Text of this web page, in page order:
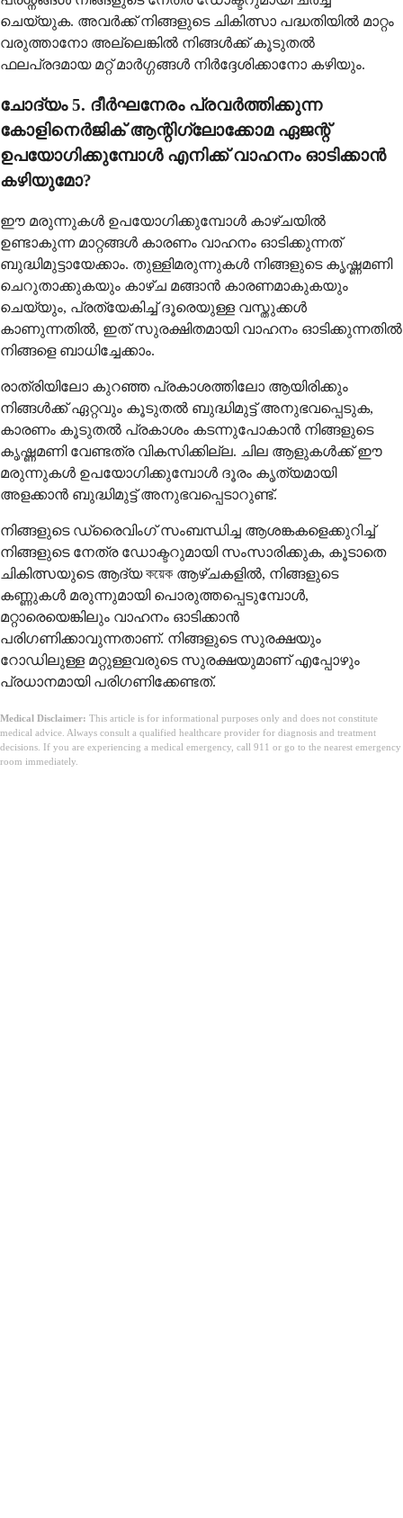
ചെയ്യുക. അവർക്ക് നിങ്ങളുടെ ചികിത്സാ പദ്ധതിയിൽ മാറ്റം
വരുത്താനോ അല്ലെങ്കിൽ നിങ്ങൾക്ക് കൂടുതൽ
ഫലപ്രദമായ മറ്റ് മാർഗ്ഗങ്ങൾ നിർദ്ദേശിക്കാനോ കഴിയും.
ചോദ്യം 5. ദീർഘനേരം പ്രവർത്തിക്കുന്ന
കോളിനെർജിക് ആന്റിഗ്ലോക്കോമ ഏജന്റ്
ഉപയോഗിക്കുമ്പോൾ എനിക്ക് വാഹനം ഓടിക്കാൻ
കഴിയുമോ?
ഈ മരുന്നുകൾ ഉപയോഗിക്കുമ്പോൾ കാഴ്ചയിൽ
ഉണ്ടാകുന്ന മാറ്റങ്ങൾ കാരണം വാഹനം ഓടിക്കുന്നത്
ബുദ്ധിമുട്ടായേക്കാം. തുള്ളിമരുന്നുകൾ നിങ്ങളുടെ കൃഷ്ണമണി
ചെറുതാക്കുകയും കാഴ്ച മങ്ങാൻ കാരണമാകുകയും
ചെയ്യും, പ്രത്യേകിച്ച് ദൂരെയുള്ള വസ്തുക്കൾ
കാണുന്നതിൽ, ഇത് സുരക്ഷിതമായി വാഹനം ഓടിക്കുന്നതിൽ
നിങ്ങളെ ബാധിച്ചേക്കാം.
രാത്രിയിലോ കുറഞ്ഞ പ്രകാശത്തിലോ ആയിരിക്കും
നിങ്ങൾക്ക് ഏറ്റവും കൂടുതൽ ബുദ്ധിമുട്ട് അനുഭവപ്പെടുക,
കാരണം കൂടുതൽ പ്രകാശം കടന്നുപോകാൻ നിങ്ങളുടെ
കൃഷ്ണമണി വേണ്ടത്ര വികസിക്കില്ല. ചില ആളുകൾക്ക് ഈ
മരുന്നുകൾ ഉപയോഗിക്കുമ്പോൾ ദൂരം കൃത്യമായി
അളക്കാൻ ബുദ്ധിമുട്ട് അനുഭവപ്പെടാറുണ്ട്.
നിങ്ങളുടെ ഡ്രൈവിംഗ് സംബന്ധിച്ച ആശങ്കകളെക്കുറിച്ച്
നിങ്ങളുടെ നേത്ര ഡോക്ടറുമായി സംസാരിക്കുക, കൂടാതെ
ചികിത്സയുടെ ആദ്യ কয়েক ആഴ്ചകളിൽ, നിങ്ങളുടെ
കണ്ണുകൾ മരുന്നുമായി പൊരുത്തപ്പെടുമ്പോൾ,
മറ്റാരെയെങ്കിലും വാഹനം ഓടിക്കാൻ
പരിഗണിക്കാവുന്നതാണ്. നിങ്ങളുടെ സുരക്ഷയും
റോഡിലുള്ള മറ്റുള്ളവരുടെ സുരക്ഷയുമാണ് എപ്പോഴും
പ്രധാനമായി പരിഗണിക്കേണ്ടത്.
Medical Disclaimer: This article is for informational purposes only and does not constitute
medical advice. Always consult a qualified healthcare provider for diagnosis and treatment
decisions. If you are experiencing a medical emergency, call 911 or go to the nearest emergency
room immediately.